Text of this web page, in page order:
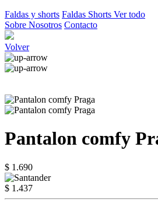
Faldas y shorts Faldas Shorts Ver todo
Sobre Nosotros Contacto
Volver
Pantalon comfy
$ 1.690
$ 1.437